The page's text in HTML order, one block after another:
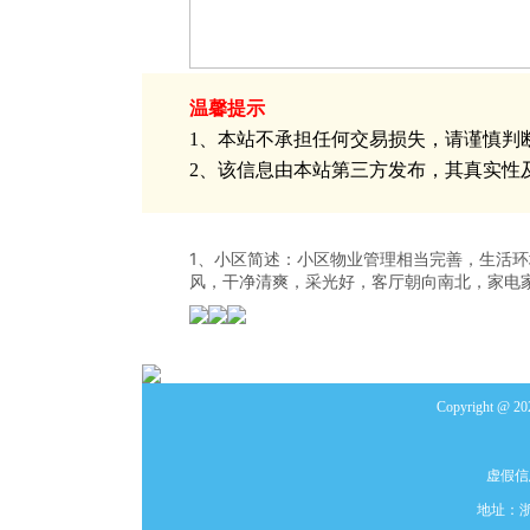
温馨提示
1、本站不承担任何交易损失，请谨慎
2、该信息由本站第三方发布，其真实
1、小区简述：小区物业管理相当完善，生活
风，干净清爽，采光好，客厅朝向南北，家
Copyright @
虚假
地址：